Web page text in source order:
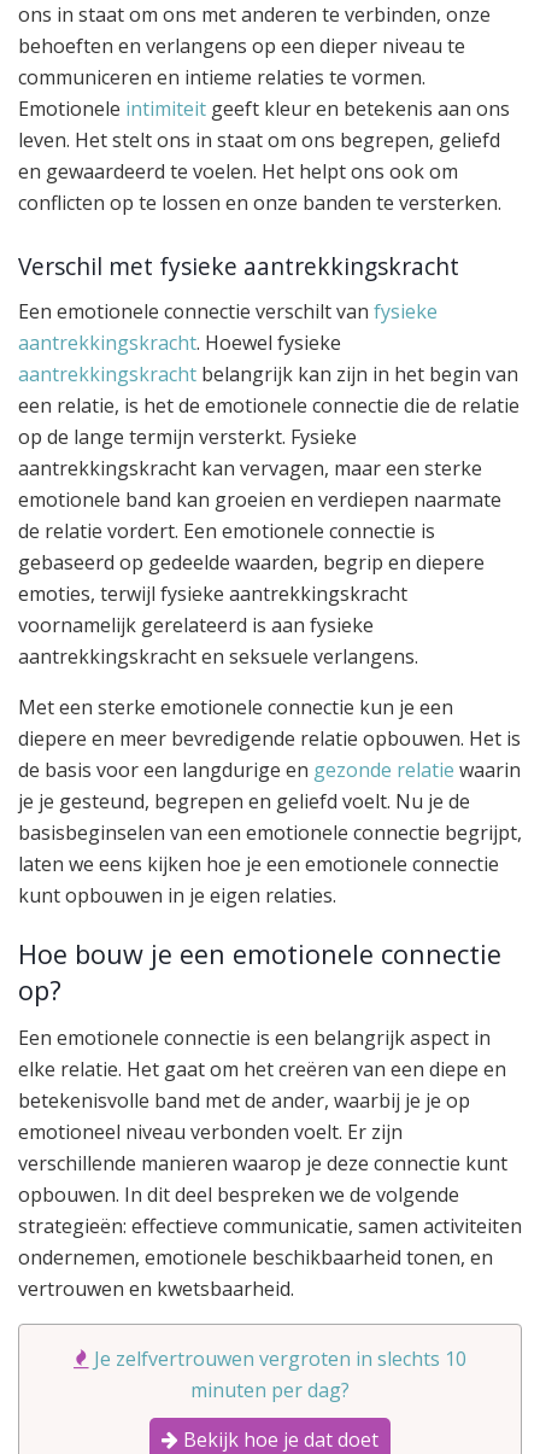
ons in staat om ons met anderen te verbinden, onze
behoeften en verlangens op een dieper niveau te
communiceren en intieme relaties te vormen.
Emotionele intimiteit geeft kleur en betekenis aan ons
leven. Het stelt ons in staat om ons begrepen, geliefd
en gewaardeerd te voelen. Het helpt ons ook om
conflicten op te lossen en onze banden te versterken.
Verschil met fysieke aantrekkingskracht
Een emotionele connectie verschilt van fysieke
aantrekkingskracht. Hoewel fysieke
aantrekkingskracht belangrijk kan zijn in het begin van
een relatie, is het de emotionele connectie die de relatie
op de lange termijn versterkt. Fysieke
aantrekkingskracht kan vervagen, maar een sterke
emotionele band kan groeien en verdiepen naarmate
de relatie vordert. Een emotionele connectie is
gebaseerd op gedeelde waarden, begrip en diepere
emoties, terwijl fysieke aantrekkingskracht
voornamelijk gerelateerd is aan fysieke
aantrekkingskracht en seksuele verlangens.
Met een sterke emotionele connectie kun je een
diepere en meer bevredigende relatie opbouwen. Het is
de basis voor een langdurige en gezonde relatie waarin
je je gesteund, begrepen en geliefd voelt. Nu je de
basisbeginselen van een emotionele connectie begrijpt,
laten we eens kijken hoe je een emotionele connectie
kunt opbouwen in je eigen relaties.
Hoe bouw je een emotionele connectie
op?
Een emotionele connectie is een belangrijk aspect in
elke relatie. Het gaat om het creëren van een diepe en
betekenisvolle band met de ander, waarbij je je op
emotioneel niveau verbonden voelt. Er zijn
verschillende manieren waarop je deze connectie kunt
opbouwen. In dit deel bespreken we de volgende
strategieën: effectieve communicatie, samen activiteiten
ondernemen, emotionele beschikbaarheid tonen, en
vertrouwen en kwetsbaarheid.
Je zelfvertrouwen vergroten in slechts 10
minuten per dag?
Bekijk hoe je dat doet